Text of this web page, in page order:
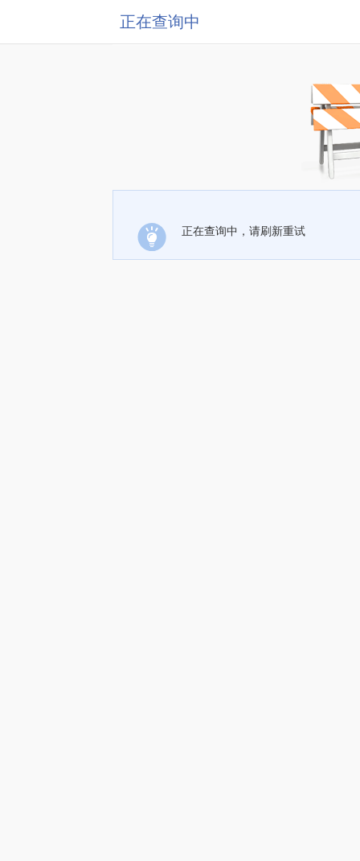
正在查询中
正在查询中，请刷新重试